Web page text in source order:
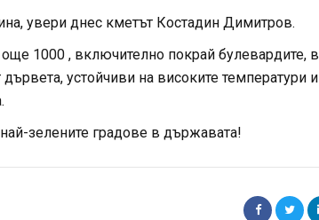
увери днес кметът Костадин Димитров.
1000 , включително покрай булевардите, в
устойчиви на високите температури и
зелените градове в държавата!